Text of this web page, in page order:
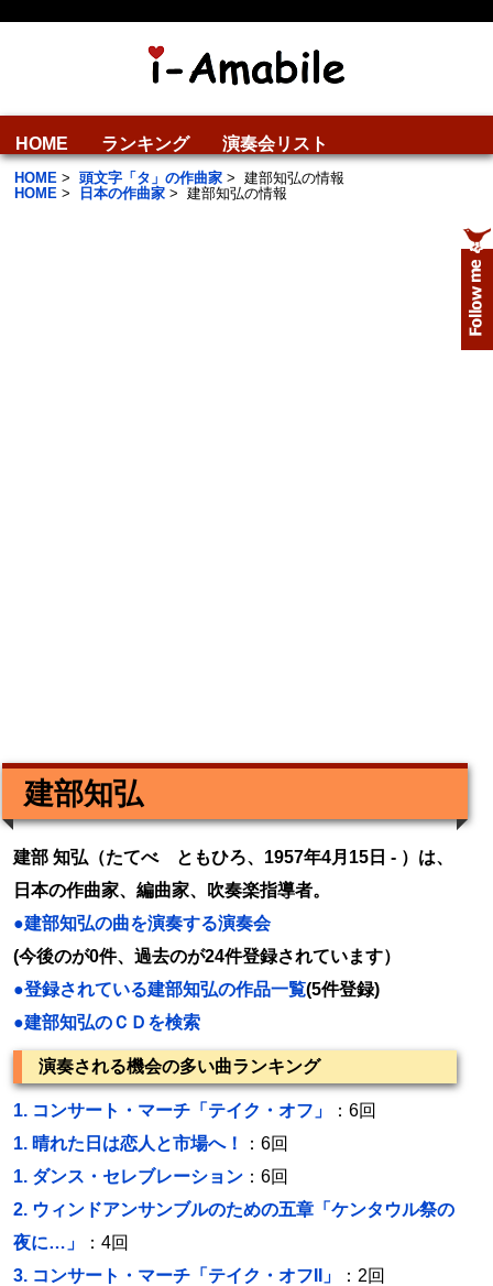
HOME ランキング 演奏会リスト
HOME > 頭文字「タ」の作曲家 > 建部知弘の情報
HOME > 日本の作曲家 > 建部知弘の情報
建部知弘
建部 知弘（たてべ ともひろ、1957年4月15日 - ）は、
日本の作曲家、編曲家、吹奏楽指導者。
●建部知弘の曲を演奏する演奏会
(今後のが0件、過去のが24件登録されています）
●登録されている建部知弘の作品一覧(5件登録)
●建部知弘のＣＤを検索
演奏される機会の多い曲ランキング
1. コンサート・マーチ「テイク・オフ」
：6回
1. 晴れた日は恋人と市場へ！
：6回
1. ダンス・セレブレーション ：6回
2. ウィンドアンサンブルのための五章「ケンタウル祭の
夜に…」
：4回
3. コンサート・マーチ「テイク・オフII」 ：2回